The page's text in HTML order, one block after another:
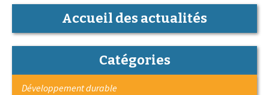
Accueil des actualités
Catégories
Développement durable